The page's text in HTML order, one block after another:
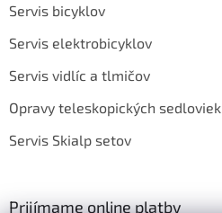
Servis bicyklov
Servis elektrobicyklov
Servis vidlíc a tlmičov
Opravy teleskopických sedloviek
Servis Skialp setov
Prijímame online platby